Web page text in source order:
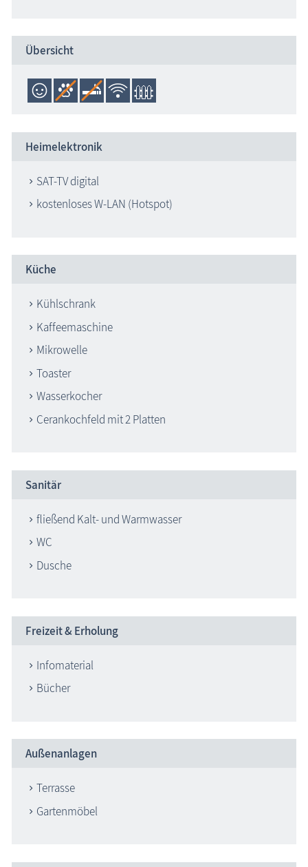
Übersicht
Heimelektronik
SAT-TV digital
kostenloses W-LAN (Hotspot)
Küche
Kühlschrank
Kaffeemaschine
Mikrowelle
Toaster
Wasserkocher
Cerankochfeld mit 2 Platten
Sanitär
fließend Kalt- und Warmwasser
WC
Dusche
Freizeit & Erholung
Infomaterial
Bücher
Außenanlagen
Terrasse
Gartenmöbel